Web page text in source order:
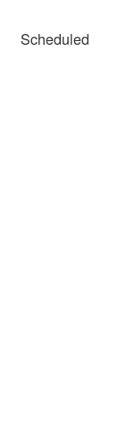
Scheduled